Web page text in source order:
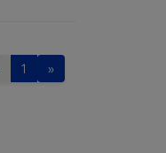
1 »